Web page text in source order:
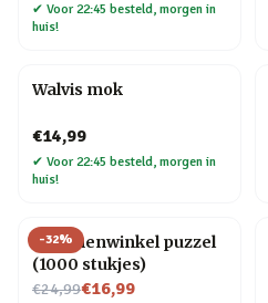
✔ Voor 22:45 besteld, morgen in
huis!
Walvis mok
€14,99
✔ Voor 22:45 besteld, morgen in
huis!
-32%
Bloemenwinkel puzzel
(1000 stukjes)
€24,99
Nu voor€16,99